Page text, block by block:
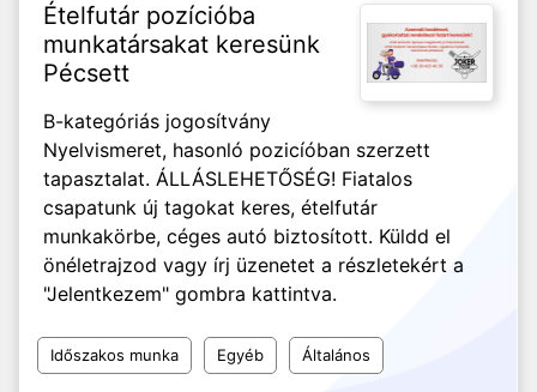
Ételfutár pozícióba
munkatársakat keresünk
Pécsett
B-kategóriás jogosítvány
Nyelvismeret, hasonló pozicíóban szerzett
tapasztalat. ÁLLÁSLEHETŐSÉG! Fiatalos
csapatunk új tagokat keres, ételfutár
munkakörbe, céges autó biztosított. Küldd el
önéletrajzod vagy írj üzenetet a részletekért a
"Jelentkezem" gombra kattintva.
Időszakos munka Egyéb Általános